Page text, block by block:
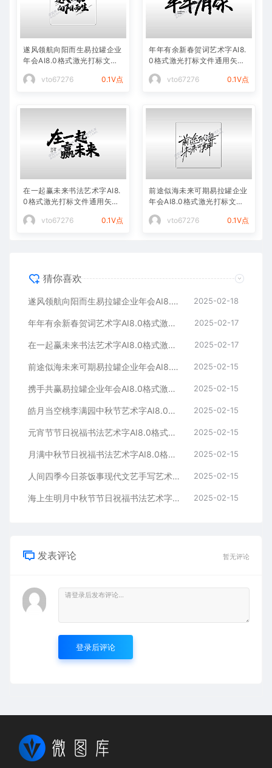
遂风领航向阳而生易拉罐企业
年会AI8.0格式激光打标文件
vto67276
0.1V点
年年有余新春贺词艺术字AI8.
0格式激光打标文件通用矢量
vto67276
0.1V点
在一起赢未来书法艺术字AI8.
0格式激光打标文件通用矢量
vto67276
0.1V点
前途似海未来可期易拉罐企业
年会AI8.0格式激光打标文件
vto67276
0.1V点
猜你喜欢
遂风领航向阳而生易拉罐企业年会AI8.0格式激光打标文件通用矢量图 2025-02-18
年年有余新春贺词艺术字AI8.0格式激光打标文件通用矢量图 2025-02-17
在一起赢未来书法艺术字AI8.0格式激光打标文件通用矢量图 2025-02-17
前途似海未来可期易拉罐企业年会AI8.0格式激光打标文件通用矢量图 2025-02-15
携手共赢易拉罐企业年会AI8.0格式激光打标文件通用矢量图 2025-02-15
皓月当空桃李满园中秋节艺术字AI8.0格式激光打标文件通用矢量图 2025-02-15
元宵节节日祝福书法艺术字AI8.0格式激光打标文件通用矢量图 2025-02-15
月满中秋节日祝福书法艺术字AI8.0格式激光打标文件通用矢量图 2025-02-15
人间四季今日茶饭事现代文艺手写艺术字AI8.0格式激光打标文件通用矢量图 2025-02-15
海上生明月中秋节节日祝福书法艺术字AI8.0格式激光打标文件通用矢量图 2025-02-15
发表评论 暂无评论
登录后评论